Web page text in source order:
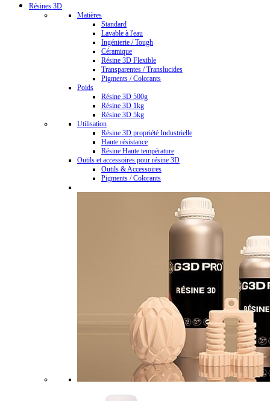
Résines 3D
Matières
Standard
Lavable à l'eau
Ingénierie / Tough
Céramique
Résine 3D Flexible
Transparentes / Translucides
Pigments / Colorants
Poids
Résine 3D 500g
Résine 3D 1kg
Résine 3D 5kg
Utilisation
Résine 3D propriété Industrielle
Haute résistance
Résine Haute température
Outils et accessoires pour résine 3D
Outils & Accessoires
Pigments / Colorants